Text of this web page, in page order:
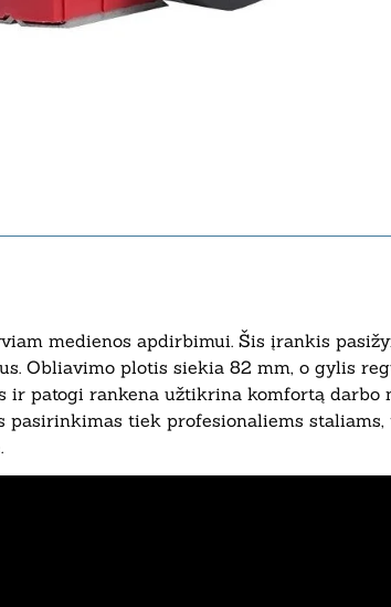
medienos apdirbimui. Šis įrankis
Obliavimo plotis siekia 82 mm, o gylis
ir patogi rankena užtikrina komfortą darbo
pasirinkimas tiek profesionaliems staliams,